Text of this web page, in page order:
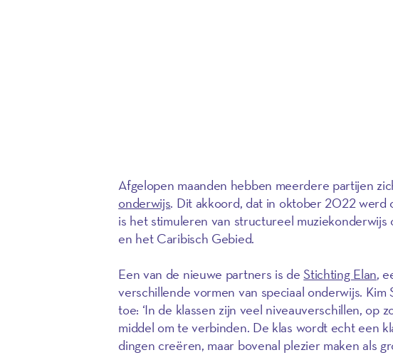
Afgelopen maanden hebben meerdere partijen
onderwijs. Dit akkoord, dat in oktober 2022
is het stimuleren van structureel
en het Caribisch Gebied.
Een van de nieuwe partners is deStichting Elan,
verschillende vormen van speciaal onderwijs.
toe: ‘In de klassen zijn veel niveauverschillen, op
middel om te verbinden. De klas wordt echt een
dingen creëren, maar bovenal plezier maken als